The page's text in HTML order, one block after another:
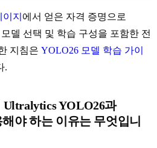
지 에서 얻은 자격 증명으로
델 선택 및 학습 구성을 포함한 전
지침은 YOLO26 모델 학습 가이
.
Ultralytics YOLO26과
야 하는 이유는 무엇입니